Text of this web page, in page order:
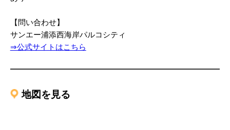
【問い合わせ】
サンエー浦添西海岸パルコシティ
⇒公式サイトはこちら
地図を見る